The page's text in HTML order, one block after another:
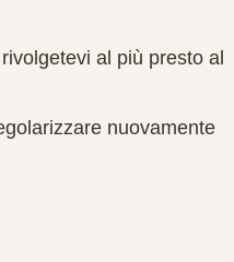
al più presto al
nuovamente